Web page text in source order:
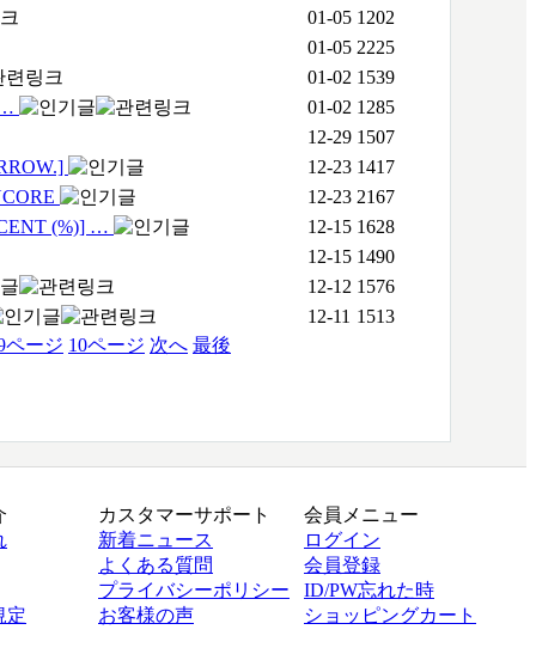
01-05 1202
01-05 2225
01-02 1539
01-02 1285
12-29 1507
12-23 1417
12-23 2167
(%)] …
12-15 1628
12-15 1490
12-12 1576
12-11 1513
ページ 10ページ 次へ 最後
定
カスタマーサポート
新着ニュース
よくある質問
プライバシーポリシー
お客様の声
会員メニュー
ログイン
会員登録
ID/PW忘れた時
ショッピングカート